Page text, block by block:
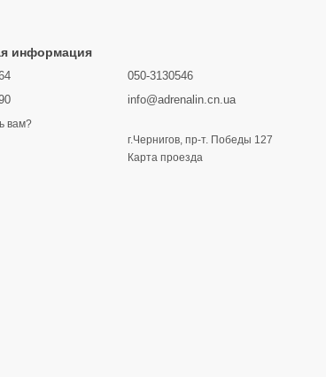
информация
вам?
050-3130546
info@adrenalin.cn.ua
г.Чернигов, пр-т. Победы 127
Карта проезда